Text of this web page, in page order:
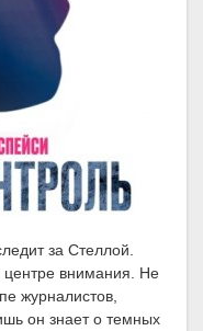
за Стеллой.
центре внимания. Не
журналистов,
он знает о темных